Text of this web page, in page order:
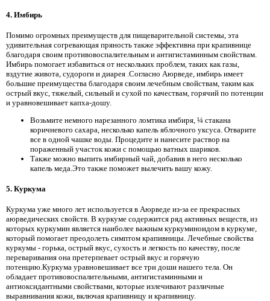
4. Имбирь
Помимо огромных преимуществ для пищеварительной системы, эта
удивительная согревающая пряность также эффективна при крапивнице
благодаря своим противовоспалительным и антигистаминным свойствам.
Имбирь помогает избавиться от нескольких проблем, таких как газы,
вздутие живота, судороги и диарея .Согласно Аюрведе, имбирь имеет
большие преимущества благодаря своим лечебным свойствам, таким как
острый вкус, тяжелый, сильный и сухой по качествам, горячий по потенции
и уравновешивает капха-дошу.
Возьмите немного нарезанного ломтика имбиря, ¼ стакана
коричневого сахара, несколько капель яблочного уксуса. Отварите
все в одной чашке воды. Процедите и нанесите раствор на
пораженный участок кожи с помощью ватных шариков.
Также можно выпить имбирный чай, добавив в него несколько
капель меда.Это также поможет вылечить вашу кожу.
5. Куркума
Куркума уже много лет используется в Аюрведе из-за ее прекрасных
аюрведических свойств. В куркуме содержится ряд активных веществ, из
которых куркумин является наиболее важным куркуминоидом в куркуме,
который помогает преодолеть симптом крапивницы. Лечебные свойства
куркумы - горька, острый вкус, сухость и легкость по качеству, после
переваривания она претерпевает острый вкус и горячую
потенцию.Куркума уравновешивает все три доши нашего тела. Он
обладает противовоспалительными, антигистаминными и
антиоксидантными свойствами, которые излечивают различные
выравнивания кожи, включая крапивницу и крапивницу.